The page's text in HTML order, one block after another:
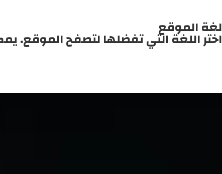
لغة الموقع
اختر اللغة التي تفضلها لتصفح الموقع.